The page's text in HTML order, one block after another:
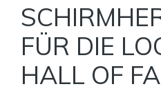
FÜR DIE
HALL OF